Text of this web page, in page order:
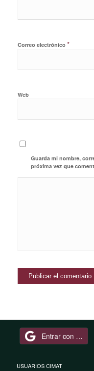
Correo electrónico *
Web
Guarda mi nombre,
próxima vez que
Entrar con Google
USUARIOS CIMAT